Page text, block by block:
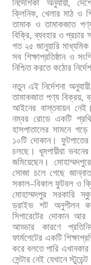
নির্দেশিকা
অনুযায়ী,
ক্লিনিক,খেলার মাঠ ও
তামাক ও তামাকজাত
বিক্রি,ব্যবহার ও প্রচার
গত ২৫ জানুয়ারি মাধ্যমিক
সব শিক্ষাপ্রতিষ্ঠান ও
নিশ্চিত করতে কঠোর
নতুন এই নির্দেশনা অনুযায়ী
তামাকজাত পণ্য বিক্রয়,
আইনের বাস্তবায়ন
নম্বর রোডে একটি
হাসপাতালের সামনে গড়ে
১০টি দোকান। ফুটপাতের
চলছে। ধূমপায়ীরা ভবনের
জমিয়েছেন।
মোহাম্মদপুরে
সোজা চলে গেছে
সকাল–বিকাল ফুটবল ও
মোহাম্মদপুর
সরকারি
ড্রাইভ শট অনুশীলন
সিগারেটের দোকান আর
আড্ডার
কারণে
ফার্মগেটের একটি
করে বলতে পারি এখানকার
সেন্টার নেই যেখানে স্টুডেন্ট